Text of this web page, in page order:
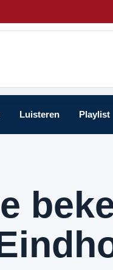
Luisteren Playlist